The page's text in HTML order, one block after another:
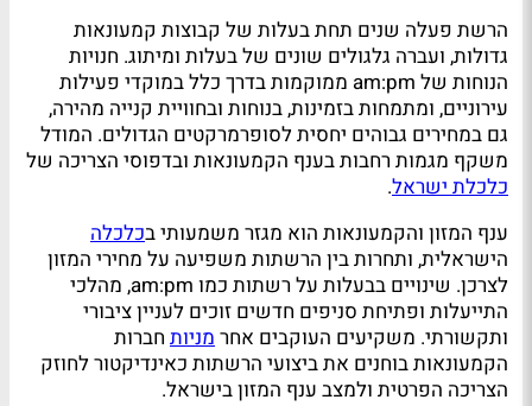
הרשת פעלה שנים תחת בעלות של קבוצות קמעונאות
גדולות, ועברה גלגולים שונים של בעלות ומיתוג. חנויות
הנוחות של am:pm ממוקמות בדרך כלל במוקדי פעילות
עירוניים, ומתמחות בזמינות, בנוחות ובחוויית קנייה מהירה,
גם במחירים גבוהים יחסית לסופרמרקטים הגדולים. המודל
משקף מגמות רחבות בענף הקמעונאות ובדפוסי הצריכה של
כלכלת ישראל.
ענף המזון והקמעונאות הוא מגזר משמעותי בכלכלה
הישראלית, ותחרות בין הרשתות משפיעה על מחירי המזון
לצרכן. שינויים בבעלות על רשתות כמו am:pm, מהלכי
התייעלות ופתיחת סניפים חדשים זוכים לעניין ציבורי
ותקשורתי. משקיעים העוקבים אחרמניות חברות
הקמעונאות בוחנים את ביצועי הרשתות כאינדיקטור לחוזק
הצריכה הפרטית ולמצב ענף המזון בישראל.